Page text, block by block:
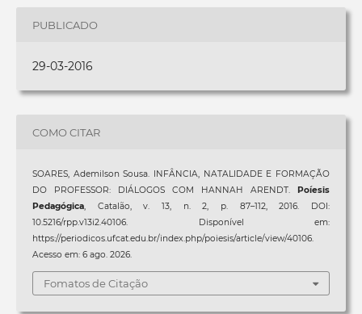
PUBLICADO
29-03-2016
COMO CITAR
SOARES, Ademilson Sousa. INFÂNCIA, NATALIDADE E FORMAÇÃO
DO PROFESSOR: DIÁLOGOS COM HANNAH ARENDT.Poíesis
Pedagógica, Catalão, v. 13, n. 2, p. 87–112, 2016. DOI:
10.5216/rpp.v13i2.40106. Disponível em:
https://periodicos.ufcat.edu.br/index.php/poiesis/article/view/40106.
Acesso em: 6 ago. 2026.
Fomatos de Citação